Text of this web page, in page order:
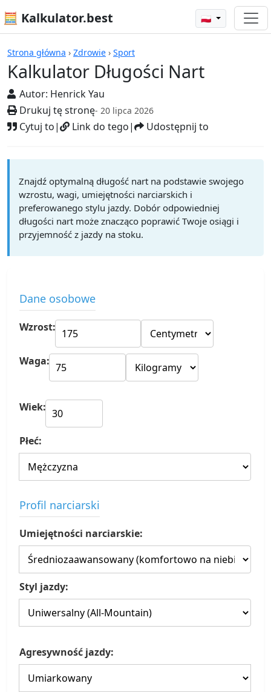
🧮 Kalkulator.best 🇵🇱
Strona główna › Zdrowie › Sport
Kalkulator Długości Nart
Autor: Henrick Yau
Drukuj tę stronę- 20 lipca 2026
Cytuj to| Link do tego| Udostępnij to
Kalkulatory
Znajdź optymalną długość nart na podstawie swojego
wzrostu, wagi, umiejętności narciarskich i
preferowanego stylu jazdy. Dobór odpowiedniej
długości nart może znacząco poprawić Twoje osiągi i
przyjemność z jazdy na stoku.
Dane osobowe
Wzrost:
Waga:
Wiek:
Płeć:
Profil narciarski
Umiejętności narciarskie:
Styl jazdy:
Agresywność jazdy: